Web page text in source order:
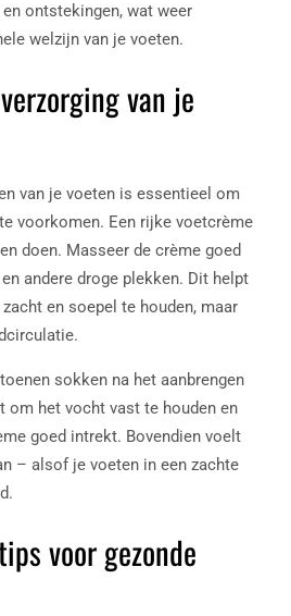
ontstekingen, wat weer
welzijn van je voeten.
van je
van je voeten is essentieel om
voorkomen. Een rijke voetcrème
doen. Masseer de crème goed
andere droge plekken. Dit helpt
en soepel te houden, maar
sokken na het aanbrengen
om het vocht vast te houden en
goed intrekt. Bovendien voelt
– alsof je voeten in een zachte
voor gezonde